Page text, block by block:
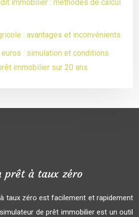
immobilier : méthodes de calcul
: avantages et inconvénients
: simulation et conditions
immobilier sur 20 ans
prêt à taux zéro
taux zéro est facilement et rapidement
de prêt immobilier est un outil